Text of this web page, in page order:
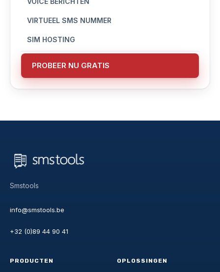
VIRTUEEL SMS NUMMER
SIM HOSTING
PROBEER NU GRATIS
Smstools
info@smstools.be
+32 (0)89 44 90 41
PRODUCTEN OPLOSSINGEN